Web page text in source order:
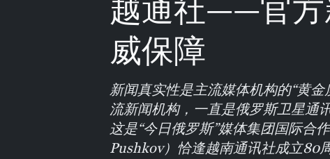
越通社——官方
威保障
新闻真实性是主流媒体机构的“黄
流新闻机构，一直是俄罗斯卫星通
这是“今日俄罗斯”媒体集团国际合
Pushkov）恰逢越南通讯社成立80